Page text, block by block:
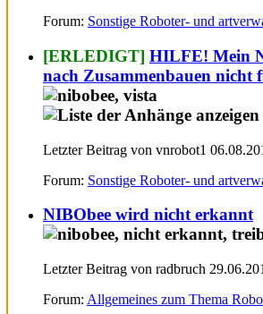
Forum: Sonstige Roboter- und
[ERLEDIGT] HILFE! Mein
nach Zusammenbauen nicht
Letzter Beitrag von vnrobot1
Forum: Sonstige Roboter- und
NIBObee wird nicht erkannt
Letzter Beitrag von radbruch
Forum: Allgemeines zum Thema